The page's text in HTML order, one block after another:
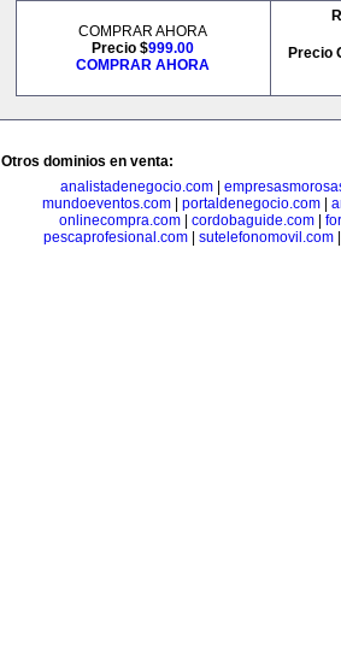
COMPRAR AHORA
Precio $999.00
COMPRAR AHORA
Precio
Otros dominios en venta:
analistadenegocio.com
mundoeventos.com| portaldenegocio.com|
onlinecompra.com| cordobaguide.com|
pescaprofesional.com| sutelefonomovil.com